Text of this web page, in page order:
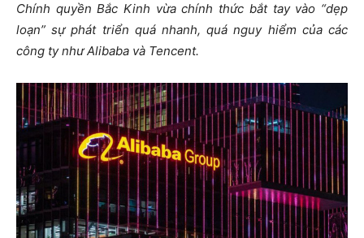
Chính quyền Bắc Kinh vừa chính thức bắt tay vào “dẹp
loạn” sự phát triển quá nhanh, quá nguy hiểm của các
công ty như Alibaba và Tencent.